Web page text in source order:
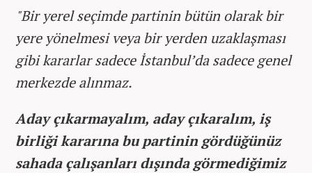
"Bir yerel seçimde partinin bütün olarak bir
yere yönelmesi veya bir yerden uzaklaşması
gibi kararlar sadece İstanbul’da sadece genel
merkezde alınmaz.
Aday çıkarmayalım, aday çıkaralım, iş
birliği kararına bu partinin gördüğünüz
sahada çalışanları dışında görmediğimiz